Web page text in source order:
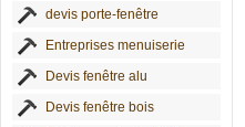
devis porte-fenêtre
Entreprises menuiserie
Devis fenêtre alu
Devis fenêtre bois